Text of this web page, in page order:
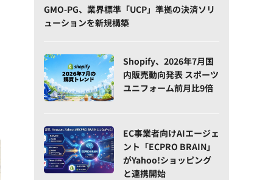
GMO-PG、業界標準「UCP」準拠の決済ソリ
ューションを新規構築
Shopify、2026年7月国
内販売動向発表 スポーツ
ユニフォーム前月比9倍
EC事業者向けAIエージェ
ント「ECPRO BRAIN」
がYahoo!ショッピング
と連携開始